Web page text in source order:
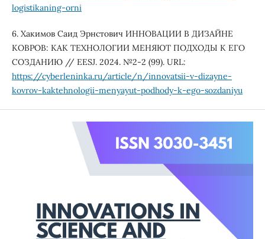
logistikaning-orni
6. Хакимов Саид Эрнстович ИННОВАЦИИ В ДИЗАЙНЕ
КОВРОВ: КАК ТЕХНОЛОГИИ МЕНЯЮТ ПОДХОДЫ К ЕГО
СОЗДАНИЮ // EESJ. 2024. №2-2 (99). URL:
https://cyberleninka.ru/article/n/innovatsii-v-dizayne-
kovrov-kaktehnologii-menyayut-podhody-k-ego-sozdaniyu